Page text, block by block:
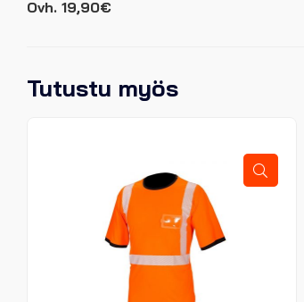
Ovh. 19,90€
Tutustu myös